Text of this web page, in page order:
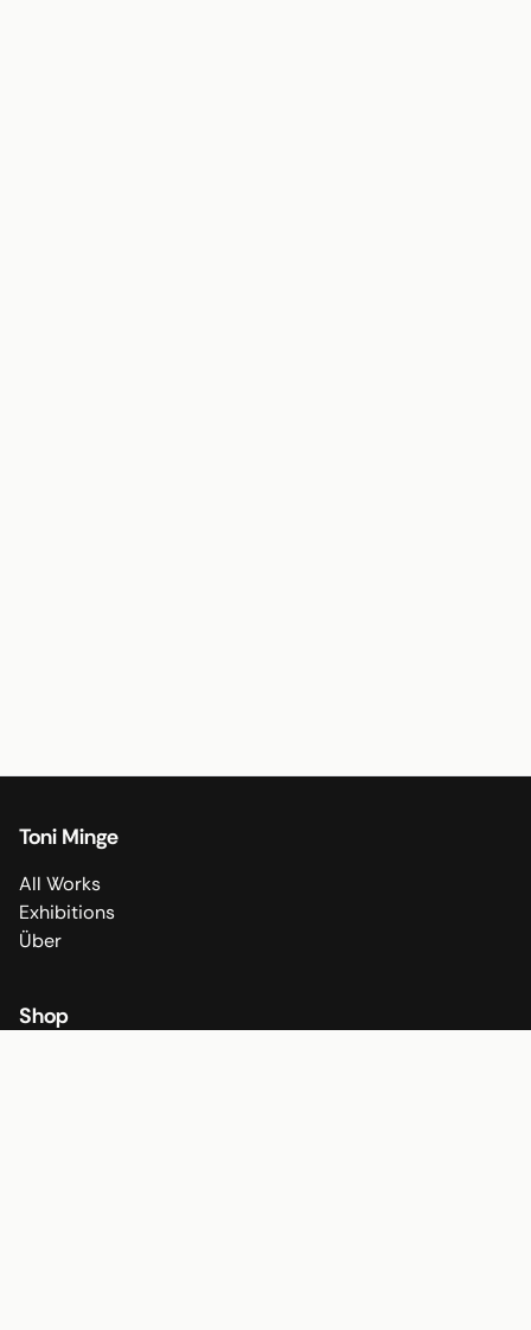
Toni Minge
All Works
Exhibitions
Über
Shop